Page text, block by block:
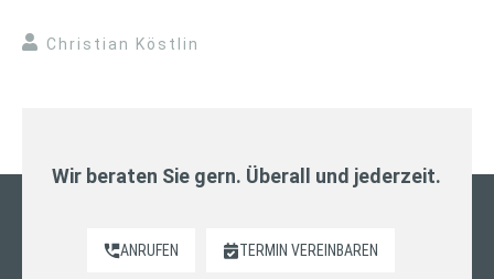
Christian Köstlin
Wir beraten Sie gern. Überall und jederzeit.
ANRUFEN TERMIN VEREINBAREN